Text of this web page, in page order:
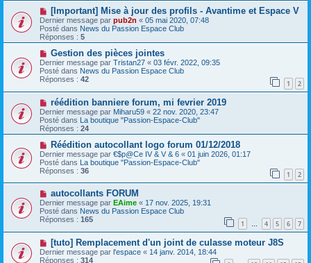
[Important] Mise à jour des profils - Avantime et Espace V
Dernier message par pub2n « 05 mai 2020, 07:48
Posté dans News du Passion Espace Club
Réponses : 5
Gestion des pièces jointes
Dernier message par Tristan27 « 03 févr. 2022, 09:35
Posté dans News du Passion Espace Club
Réponses : 42 1 2
réédition banniere forum, mi fevrier 2019
Dernier message par Miharu59 « 22 nov. 2020, 23:47
Posté dans La boutique "Passion-Espace-Club"
Réponses : 24
Réédition autocollant logo forum 01/12/2018
Dernier message par €$p@Ce IV & V & 6 « 01 juin 2026, 01:17
Posté dans La boutique "Passion-Espace-Club"
Réponses : 36 1 2
autocollants FORUM
Dernier message par EAime « 17 nov. 2025, 19:31
Posté dans News du Passion Espace Club
Réponses : 165 1 … 4 5 6 7
[tuto] Remplacement d'un joint de culasse moteur J8S
Dernier message par l'espace « 14 janv. 2014, 18:44
Réponses : 314